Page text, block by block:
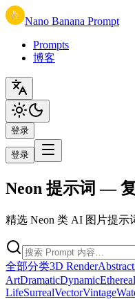
Nano Banana Prompt
Prompts
博客
登录
登录
Neon 提示词 —
精选 Neon 类 AI 图片提示
全部分类3D RenderAbstract
ArtDramaticDynamicEthereal
LifeSurrealVectorVintage